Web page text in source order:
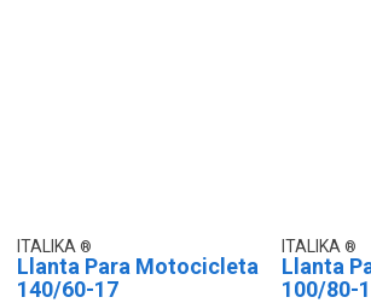
ITALIKA
Llanta Para Motocicleta
140/60-17
ITALIKA
Llanta
100/80-